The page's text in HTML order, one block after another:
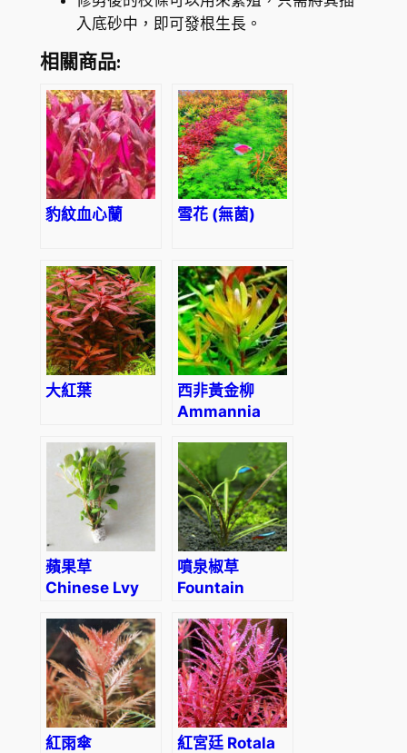
入底砂中，即可發根生長。
相關商品:
豹紋血心蘭 雪花 (無菌)
大紅葉
西非黃金柳
Ammannia
‘Golden’
蘋果草
Chinese Lvy
lyrata)
噴泉椒草
Fountain
(Cryptocoryne
retrospiralis)
紅雨傘
紅宮廷 Rotala